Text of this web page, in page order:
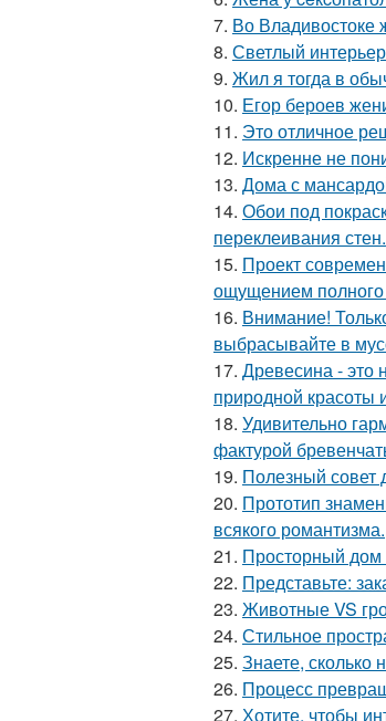
7. Во Владивостоке
8. Светлый
9. Жил я тогда в
10. Егор бероев
11. Это отличное
12. Искренне не
13. Дома с
14. Обои под
переклеивания стен.
15. Проект
ощущением полного
16. Внимание!
выбрасывайте в
17. Древесина - это
природной красоты
18. Удивительно
фактурой
19. Полезный совет
20. Прототип
всякого романтизма.
21. Просторный дом
22. Представьте:
23. Животные VS
24. Стильное
25. Знаете, сколько
26. Процесс
27. Хотите, чтобы